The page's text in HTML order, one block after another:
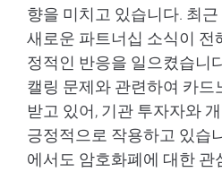
향을 미치고 있습니다. 최
새로운 파트너십 소식이 전
정적인 반응을 일으켰습니
캘링 문제와 관련하여 카드
받고 있어, 기관 투자자와
긍정적으로 작용하고 있습
에서도 암호화폐에 대한 관